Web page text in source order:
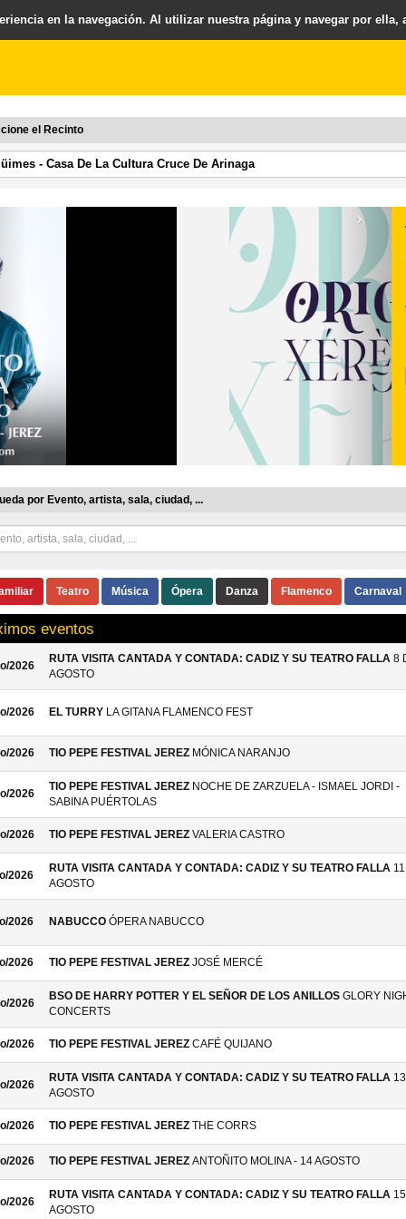
el Recinto
›
por Evento, artista, sala, ciudad, ...
Teatro Música Ópera Danza Flamenco Carnaval
eventos
2026
RUTA VISITA CANTADA Y CONTADA: CADIZ Y SU TEATRO FALLA 8
AGOSTO
2026 EL TURRY LA GITANA FLAMENCO FEST
2026 TIO PEPE FESTIVAL JEREZ MÓNICA NARANJO
2026
TIO PEPE FESTIVAL JEREZ NOCHE DE ZARZUELA - ISMAEL JORDI -
SABINA PUÉRTOLAS
2026 TIO PEPE FESTIVAL JEREZ VALERIA CASTRO
2026
RUTA VISITA CANTADA Y CONTADA: CADIZ Y SU TEATRO FALLA
AGOSTO
2026 NABUCCO ÓPERA NABUCCO
2026 TIO PEPE FESTIVAL JEREZ JOSÉ MERCÉ
2026
BSO DE HARRY POTTER Y EL SEÑOR DE LOS ANILLOS GLORY
CONCERTS
2026 TIO PEPE FESTIVAL JEREZ CAFÉ QUIJANO
2026
RUTA VISITA CANTADA Y CONTADA: CADIZ Y SU TEATRO FALLA
AGOSTO
2026 TIO PEPE FESTIVAL JEREZ THE CORRS
2026 TIO PEPE FESTIVAL JEREZ ANTOÑITO MOLINA - 14 AGOSTO
2026
RUTA VISITA CANTADA Y CONTADA: CADIZ Y SU TEATRO FALLA
AGOSTO
en la navegación. Al utilizar nuestra página y navegar por ella,